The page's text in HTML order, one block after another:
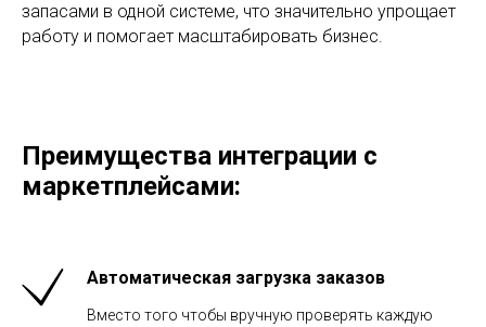
запасами в одной системе, что значительно упрощает
работу и помогает масштабировать бизнес.
Преимущества интеграции с
маркетплейсами:
Автоматическая загрузка заказов
Вместо того чтобы вручную проверять каждую